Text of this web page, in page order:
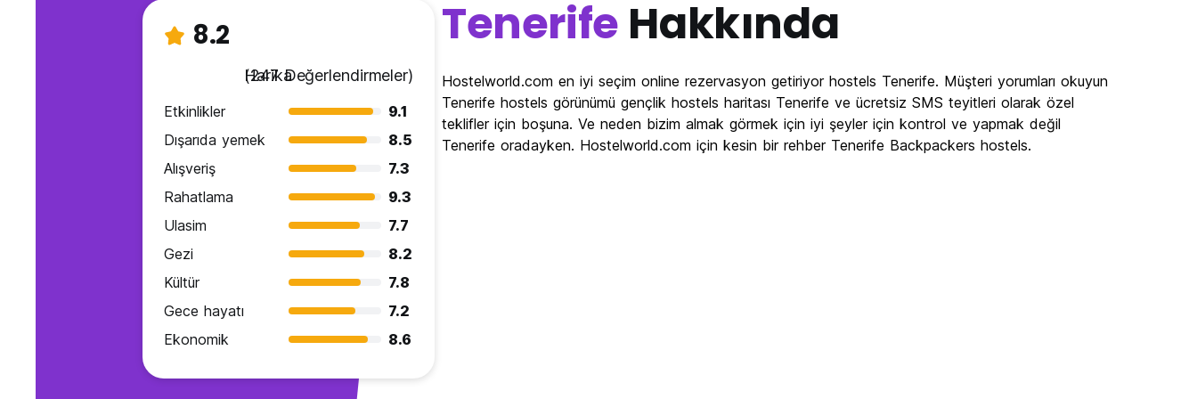
8.2
Harika
(247 Değerlendirmeler)
Etkinlikler
9.1
Dışarıda yemek
8.5
Alışveriş
7.3
Rahatlama
9.3
Ulasim
7.7
Gezi
8.2
Kültür
7.8
Gece hayatı
7.2
Ekonomik
8.6
Tenerife Hakkında
Hostelworld.com en iyi seçim online rezervasyon getiriyor hostels Tenerife. Müşteri yorumları okuyun
Tenerife hostels görünümü gençlik hostels haritası Tenerife ve ücretsiz SMS teyitleri olarak özel
teklifler için boşuna. Ve neden bizim almak görmek için iyi şeyler için kontrol ve yapmak değil
Tenerife oradayken. Hostelworld.com için kesin bir rehber Tenerife Backpackers hostels.